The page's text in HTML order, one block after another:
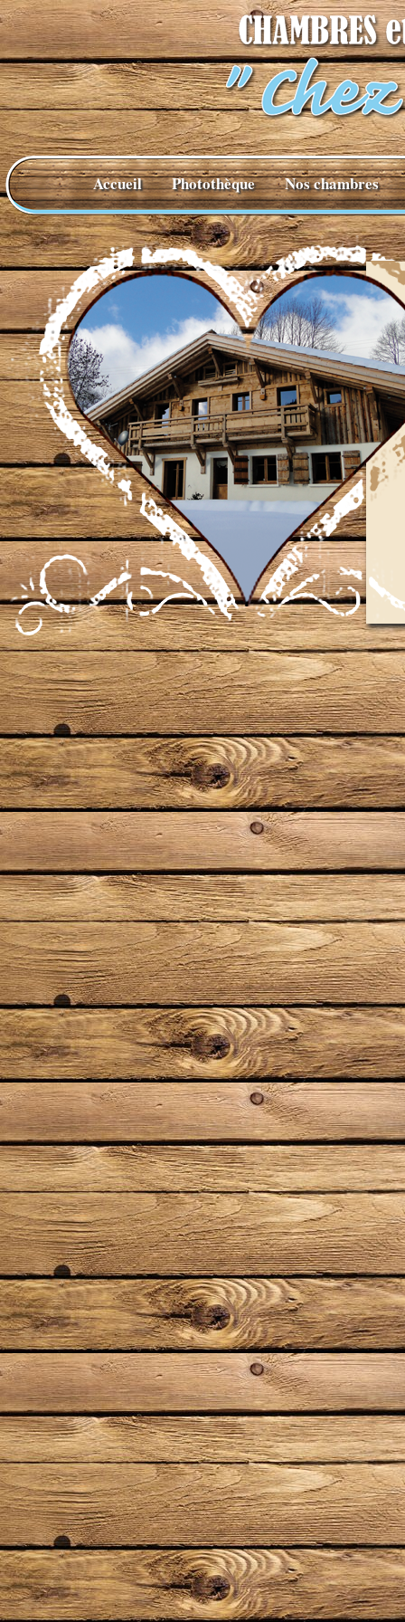
Accueil Photothèque Nos chambres